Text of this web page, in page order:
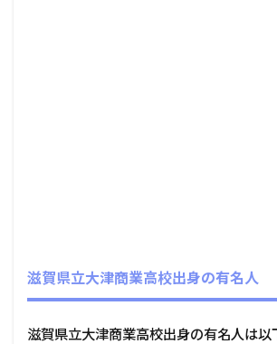
滋賀県立大津商業高校出身の有名人
滋賀県立大津商業高校出身の有名人は以